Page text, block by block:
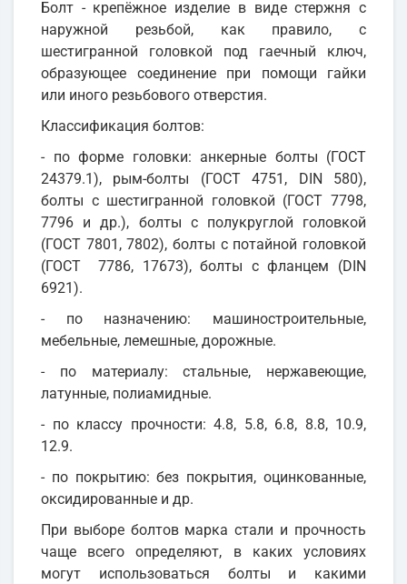
Болт - крепёжное изделие в виде стержня с
наружной резьбой, как правило, с
шестигранной головкой под гаечный ключ,
образующее соединение при помощи гайки
или иного резьбового отверстия.
Классификация болтов:
- по форме головки: анкерные болты (ГОСТ
24379.1), рым-болты (ГОСТ 4751, DIN 580),
болты с шестигранной головкой (ГОСТ 7798,
7796 и др.), болты с полукруглой головкой
(ГОСТ 7801, 7802), болты с потайной головкой
(ГОСТ 7786, 17673), болты с фланцем (DIN
6921).
- по назначению: машиностроительные,
мебельные, лемешные, дорожные.
- по материалу: стальные, нержавеющие,
латунные, полиамидные.
- по классу прочности: 4.8, 5.8, 6.8, 8.8, 10.9,
12.9.
- по покрытию: без покрытия, оцинкованные,
оксидированные и др.
При выборе болтов марка стали и прочность
чаще всего определяют, в каких условиях
могут использоваться болты и какими